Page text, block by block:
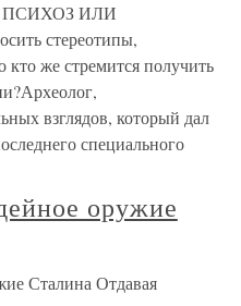
ПСИХОЗ ИЛИ
стереотипы,
кто же стремится получить
взглядов, который дал
специального
оружие
Сталина Отдавая